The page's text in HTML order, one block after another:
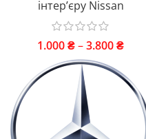
інтер’єру Nissan
1.000₴–3.800₴